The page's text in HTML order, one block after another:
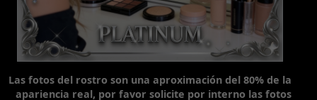
Las fotos del rostro son una aproximación del 80% de la
apariencia real, por favor solicite por interno las fotos